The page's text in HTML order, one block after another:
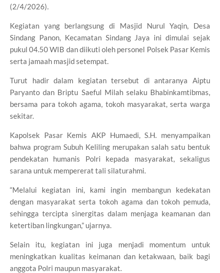
(2/4/2026).
Kegiatan yang berlangsung di Masjid Nurul Yaqin, Desa
Sindang Panon, Kecamatan Sindang Jaya ini dimulai sejak
pukul 04.50 WIB dan diikuti oleh personel Polsek Pasar Kemis
serta jamaah masjid setempat.
Turut hadir dalam kegiatan tersebut di antaranya Aiptu
Paryanto dan Briptu Saeful Milah selaku Bhabinkamtibmas,
bersama para tokoh agama, tokoh masyarakat, serta warga
sekitar.
Kapolsek Pasar Kemis AKP Humaedi, S.H. menyampaikan
bahwa program Subuh Keliling merupakan salah satu bentuk
pendekatan humanis Polri kepada masyarakat, sekaligus
sarana untuk mempererat tali silaturahmi.
“Melalui kegiatan ini, kami ingin membangun kedekatan
dengan masyarakat serta tokoh agama dan tokoh pemuda,
sehingga tercipta sinergitas dalam menjaga keamanan dan
ketertiban lingkungan,” ujarnya.
Selain itu, kegiatan ini juga menjadi momentum untuk
meningkatkan kualitas keimanan dan ketakwaan, baik bagi
anggota Polri maupun masyarakat.